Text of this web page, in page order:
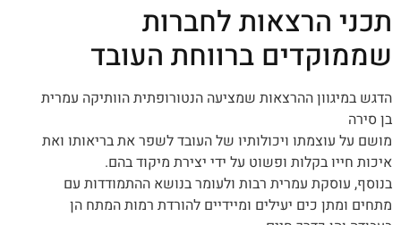
תכני הרצאות לחברות
שממוקדים ברווחת העובד
הדגש במיגוון ההרצאות שמציעה הנטורופתית הוותיקה עמרית
בן סירה
מושם על עוצמתו ויכולותיו של העובד לשפר את בריאותו ואת
איכות חייו בקלות ופשוט על ידי יצירת מיקוד בהם.
בנוסף, עוסקת עמרית רבות ולעומר בנושא ההתמודדות עם
מתחים ומתן כים יעילים ומיידיים להורדת רמות המתח הן